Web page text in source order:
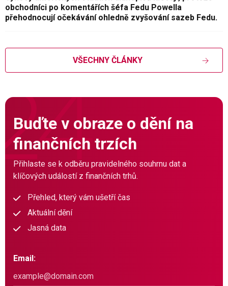
obchodníci po komentářích šéfa Fedu Powella
přehodnocují očekávání ohledně zvyšování sazeb Fedu.
VŠECHNY ČLÁNKY
Buďte v obraze o dění na
finančních trzích
Přihlaste se k odběru pravidelného souhrnu dat a
klíčových událostí z finančních trhů.
Přehled, který vám ušetří čas
Aktuální dění
Jasná data
Email: